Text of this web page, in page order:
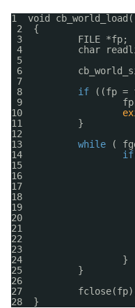
1  void
2  {
3          FILE *fp;
4          char
5
6
7
8 if ((fp =
9
10
11          }
12
13 while
(
14 if
15
16
17
18
19
20
21
22
23
24                  }
25          }
26
27
28  }